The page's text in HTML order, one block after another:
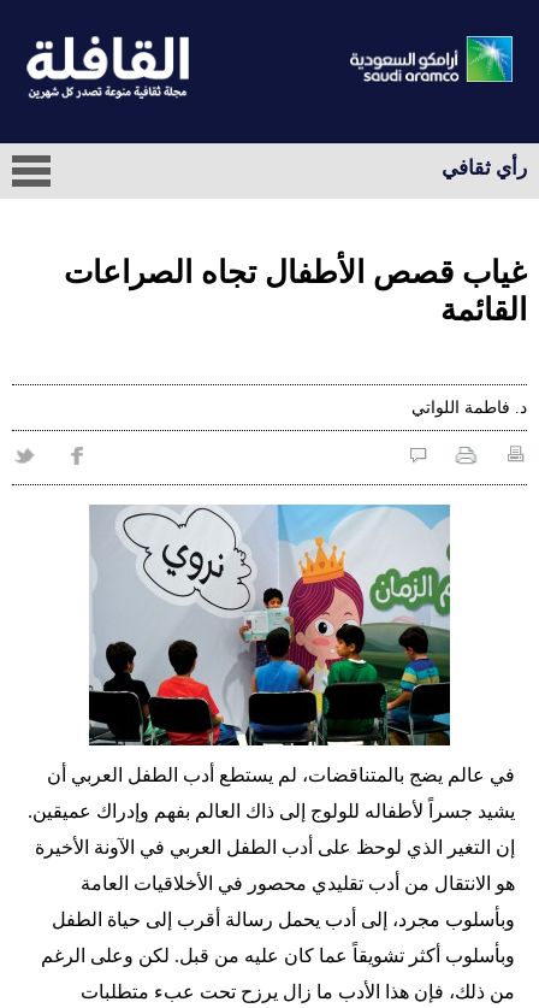
رأي ثقافي
غياب قصص الأطفال تجاه الصراعات
القائمة
د. فاطمة اللواتي
في عالم يضج بالمتناقضات، لم يستطع أدب الطفل العربي أن
يشيد جسراً لأطفاله للولوج إلى ذاك العالم بفهم وإدراك عميقين.
إن التغير الذي لوحظ على أدب الطفل العربي في الآونة الأخيرة
هو الانتقال من أدب تقليدي محصور في الأخلاقيات العامة
وبأسلوب مجرد، إلى أدب يحمل رسالة أقرب إلى حياة الطفل
وبأسلوب أكثر تشويقاً عما كان عليه من قبل. لكن وعلى الرغم
من ذلك، فإن هذا الأدب ما زال يرزح تحت عبء متطلبات